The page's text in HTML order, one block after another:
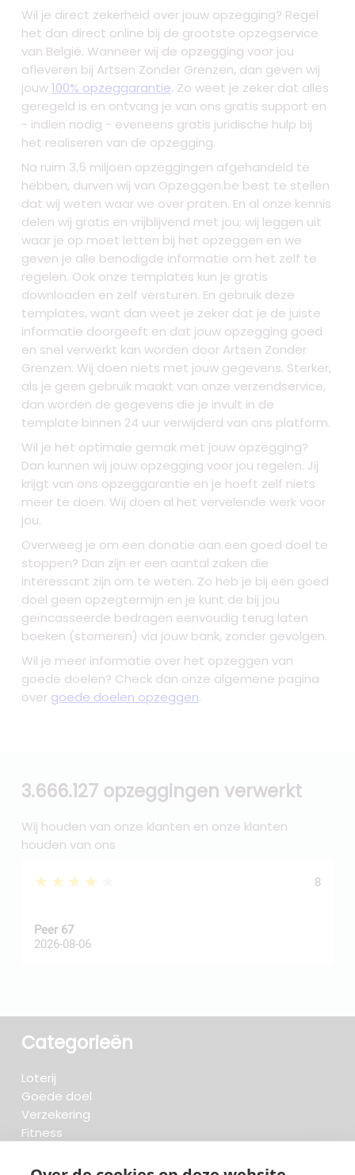
Wil je direct zekerheid over jouw opzegging? Regel
het dan direct online bij de grootste opzegservice
van België. Wanneer wij de opzegging voor jou
afleveren bij Artsen Zonder Grenzen, dan geven wij
jouw100% opzeggarantie. Zo weet je zeker dat alles
geregeld is en ontvang je van ons gratis support en
- indien nodig - eveneens gratis juridische hulp bij
het realiseren van de opzegging.
Na ruim 3,5 miljoen opzeggingen afgehandeld te
hebben, durven wij van Opzeggen.be best te stellen
dat wij weten waar we over praten. En al onze kennis
delen wij gratis en vrijblijvend met jou; wij leggen uit
waar je op moet letten bij het opzeggen en we
geven je alle benodigde informatie om het zelf te
regelen. Ook onze templates kun je gratis
downloaden en zelf versturen. En gebruik deze
templates, want dan weet je zeker dat je de juiste
informatie doorgeeft en dat jouw opzegging goed
en snel verwerkt kan worden door Artsen Zonder
Grenzen. Wij doen niets met jouw gegevens. Sterker,
als je geen gebruik maakt van onze verzendservice,
dan worden de gegevens die je invult in de
template binnen 24 uur verwijderd van ons platform.
Wil je het optimale gemak met jouw opzegging?
Dan kunnen wij jouw opzegging voor jou regelen. Jij
krijgt van ons opzeggarantie en je hoeft zelf niets
meer te doen. Wij doen al het vervelende werk voor
jou.
Overweeg je om een donatie aan een goed doel te
stoppen? Dan zijn er een aantal zaken die
interessant zijn om te weten. Zo heb je bij een goed
doel geen opzegtermijn en je kunt de bij jou
geïncasseerde bedragen eenvoudig terug laten
boeken (storneren) via jouw bank, zonder gevolgen.
Wil je meer informatie over het opzeggen van
goede doelen? Check dan onze algemene pagina
over goede doelen opzeggen.
3.666.127 opzeggingen verwerkt
Wij houden van onze klanten en onze klanten
houden van ons
★★★★★ 8
Peer 67
2026-08-06
Categorieën
Loterij
Goede doel
Verzekering
Fitness